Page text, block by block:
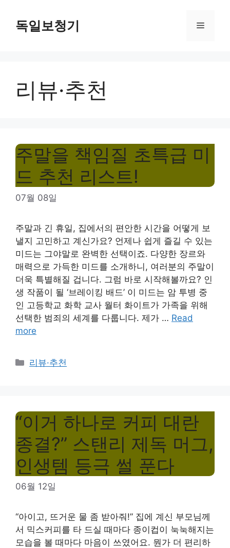
content독일보청기 Menu
리뷰·추천
주말을 책임질 초특급 미
드 추천 리스트!
07월 08일
주말과 긴 휴일, 집에서의 편안한 시간을 어떻게 보
낼지 고민하고 계신가요? 언제나 쉽게 즐길 수 있는
미드는 그야말로 완벽한 선택이죠. 다양한 장르와
매력으로 가득한 미드를 소개하니, 여러분의 주말이
더욱 특별해질 겁니다. 그럼 바로 시작해볼까요? 인
생 작품이 될 ‘브레이킹 배드’ 이 미드는 암 투병 중
인 고등학교 화학 교사 월터 화이트가 가족을 위해
선택한 범죄의 세계를 다룹니다. 제가 … Read
more
Categories
리뷰·추천
“이거 하나로 커피 대란
종결?” 스탠리 제독 머그,
인생템 등극 썰 푼다
06월 12일
“아이고, 뜨거운 물 좀 받아줘!” 집에 계신 부모님께
서 믹스커피를 타 드실 때마다 종이컵이 눅눅해지는
모습을 볼 때마다 마음이 쓰였어요. 뭔가 더 편리하